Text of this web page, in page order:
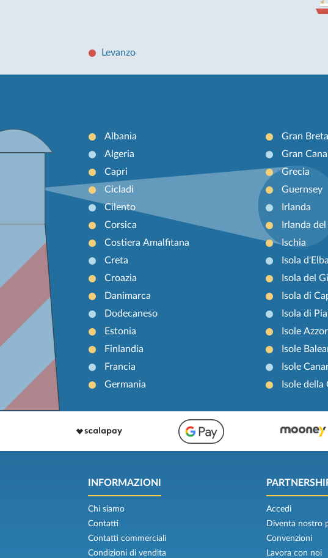
Levanzo
Albania
Algeria
Capri
Cicladi
Cilento
Corsica
Costiera Amalfitana
Creta
Croazia
Danimarca
Dodecaneso
Estonia
Finlandia
Francia
Germania
Gran
Gran
Grecia
Guernsey
Irlanda
Irlanda
Ischia
Isola d'Elba
Isola del
Isola di
Isola di
Isole
Isole
Isole
Isole della
INFORMAZIONI
Chi siamo
Contatti
Contatti commerciali
Condizioni di vendita
Accedi
Diventa nostro
Convenzioni
Lavora con noi